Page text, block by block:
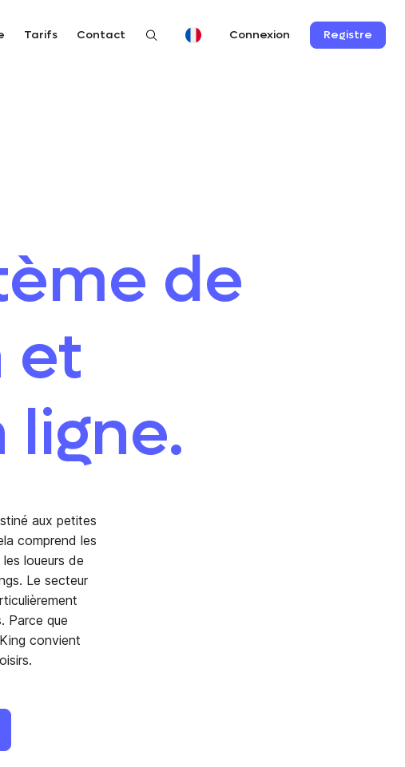
Tarifs Contact Connexion Registre
de
et
aux petites
comprend les
loueurs de
Le secteur
Parce que
convient